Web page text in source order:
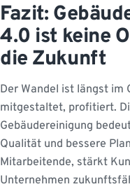
Fazit:
4.0 ist keine
die Zukunft
Der Wandel ist längst im
mitgestaltet, profitiert.
Gebäudereinigung
Qualität und bessere
Mitarbeitende, stärkt
Unternehmen